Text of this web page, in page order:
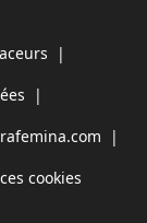
|
|
|
cookies